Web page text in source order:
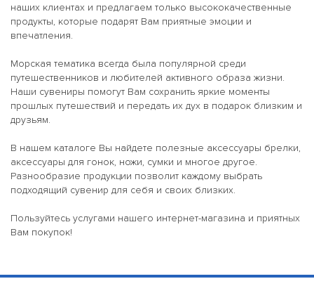
Изготовленные из высококачественных материалов или
прочного пластика, такие брелки устойчивы к коррозии и
клуба, участникам регат или просто как подарок для
любителя моря.
Морские ножи — надёжность в любых условиях
Наш ассортимент включает складные и фиксированные ножи
с ручками из дерева, G10 или резины, устойчивые к солёной
воде и перепадам температур. Лезвия из нержавеющей
стали с антикоррозийным покрытием обеспечивают
Многие модели оформлены в морском стиле: гравировка в
наших клиентах и предлагаем только высококачественные
продукты, которые подарят Вам приятные эмоции и
впечатления.
Морская тематика всегда была популярной среди
путешественников и любителей активного образа жизни.
Наши сувениры помогут Вам сохранить яркие моменты
прошлых путешествий и передать их дух в подарок близким и
друзьям.
В нашем каталоге Вы найдете полезные аксессуары брелки,
аксессуары для гонок, ножи, сумки и многое другое.
Разнообразие продукции позволит каждому выбрать
подходящий сувенир для себя и своих близких.
Пользуйтесь услугами нашего интернет-магазина и приятных
Вам покупок!